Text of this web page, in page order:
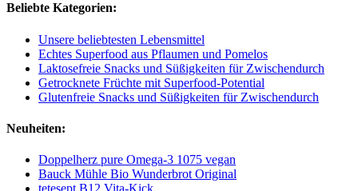
Beliebte Kategorien:
Unsere beliebtesten Lebensmittel
Echtes Superfood aus Pflaumen und Pomelos
Laktosefreie Snacks und Süßigkeiten für Zwischendurch
Getrocknete Früchte mit Superfood-Potential
Glutenfreie Snacks und Süßigkeiten für Zwischendurch
Neuheiten:
Doppelherz pure Omega-3 1075 vegan
Bauck Mühle Bio Wunderbrot Original